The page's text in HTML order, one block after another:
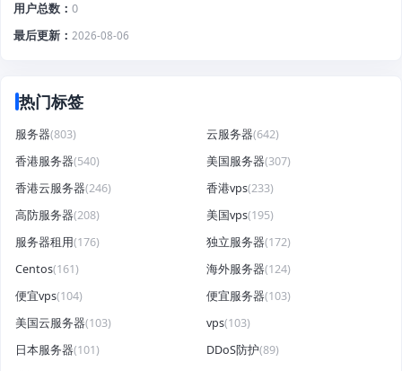
用户总数
0
最后更新
2026-08-06
热门标签
服务器(803) 云服务器(642)
香港服务器(540) 美国服务器(307)
香港云服务器(246) 香港vps(233)
高防服务器(208) 美国vps(195)
服务器租用(176) 独立服务器(172)
Centos(161) 海外服务器(124)
便宜vps(104) 便宜服务器(103)
美国云服务器(103) vps(103)
日本服务器(101) DDoS防护(89)